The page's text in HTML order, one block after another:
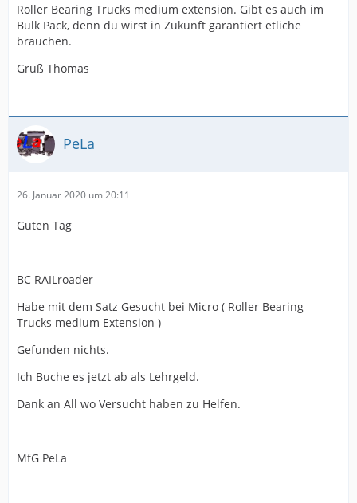
Roller Bearing Trucks medium extension. Gibt es auch im
Bulk Pack, denn du wirst in Zukunft garantiert etliche
brauchen.
Gruß Thomas
PeLa
26. Januar 2020 um 20:11
Guten Tag
BC RAILroader
Habe mit dem Satz Gesucht bei Micro ( Roller Bearing
Trucks medium Extension )
Gefunden nichts.
Ich Buche es jetzt ab als Lehrgeld.
Dank an All wo Versucht haben zu Helfen.
MfG PeLa